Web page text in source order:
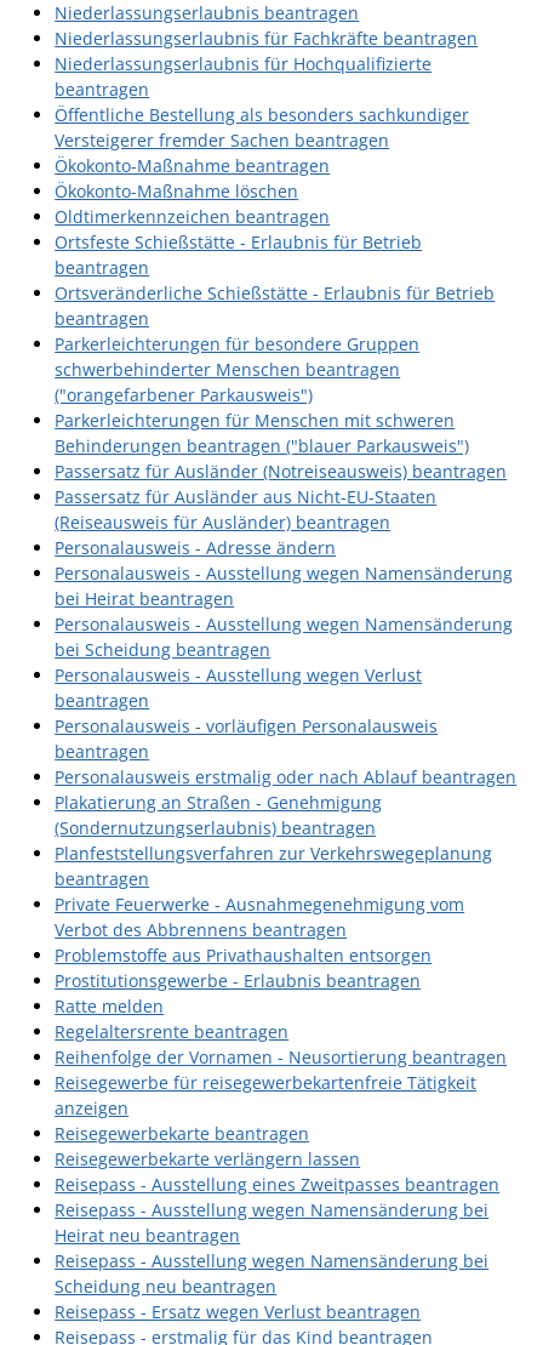
Niederlassungserlaubnis beantragen
Niederlassungserlaubnis für Fachkräfte beantragen
Niederlassungserlaubnis für Hochqualifizierte
beantragen
Öffentliche Bestellung als besonders sachkundiger
Versteigerer fremder Sachen beantragen
Ökokonto-Maßnahme beantragen
Ökokonto-Maßnahme löschen
Oldtimerkennzeichen beantragen
Ortsfeste Schießstätte - Erlaubnis für Betrieb
beantragen
Ortsveränderliche Schießstätte - Erlaubnis für Betrieb
beantragen
Parkerleichterungen für besondere Gruppen
schwerbehinderter Menschen beantragen
("orangefarbener Parkausweis")
Parkerleichterungen für Menschen mit schweren
Behinderungen beantragen ("blauer Parkausweis")
Passersatz für Ausländer (Notreiseausweis) beantragen
Passersatz für Ausländer aus Nicht-EU-Staaten
(Reiseausweis für Ausländer) beantragen
Personalausweis - Adresse ändern
Personalausweis - Ausstellung wegen Namensänderung
bei Heirat beantragen
Personalausweis - Ausstellung wegen Namensänderung
bei Scheidung beantragen
Personalausweis - Ausstellung wegen Verlust
beantragen
Personalausweis - vorläufigen Personalausweis
beantragen
Personalausweis erstmalig oder nach Ablauf beantragen
Plakatierung an Straßen - Genehmigung
(Sondernutzungserlaubnis) beantragen
Planfeststellungsverfahren zur Verkehrswegeplanung
beantragen
Private Feuerwerke - Ausnahmegenehmigung vom
Verbot des Abbrennens beantragen
Problemstoffe aus Privathaushalten entsorgen
Prostitutionsgewerbe - Erlaubnis beantragen
Ratte melden
Regelaltersrente beantragen
Reihenfolge der Vornamen - Neusortierung beantragen
Reisegewerbe für reisegewerbekartenfreie Tätigkeit
anzeigen
Reisegewerbekarte beantragen
Reisegewerbekarte verlängern lassen
Reisepass - Ausstellung eines Zweitpasses beantragen
Reisepass - Ausstellung wegen Namensänderung bei
Heirat neu beantragen
Reisepass - Ausstellung wegen Namensänderung bei
Scheidung neu beantragen
Reisepass - Ersatz wegen Verlust beantragen
Reisepass - erstmalig für das Kind beantragen